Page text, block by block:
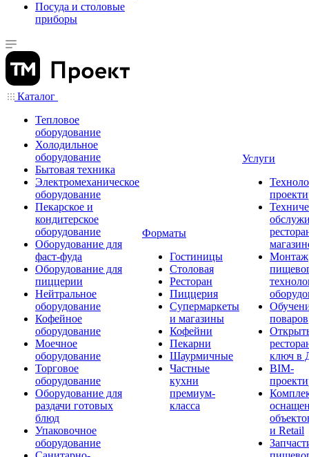
Посуда и столовые
приборы
Каталог
Тепловое
оборудование
Холодильное
оборудование
Бытовая техника
Электромеханическое
оборудование
Пекарское и
кондитерское
оборудование
Оборудование для
фаст-фуда
Оборудование для
пиццерии
Нейтральное
оборудование
Кофейное
оборудование
Моечное
оборудование
Торговое
оборудование
Оборудование для
раздачи готовых
блюд
Упаковочное
оборудование
Форматы
Гостиницы
Столовая
Ресторан
Пиццерия
Супермаркеты
и магазины
Кофейни
Пекарни
Шаурмичные
Частные
кухни
премиум-
класса
Услуги
Монтаж
поваров
ключ в
BIM-
и Retail